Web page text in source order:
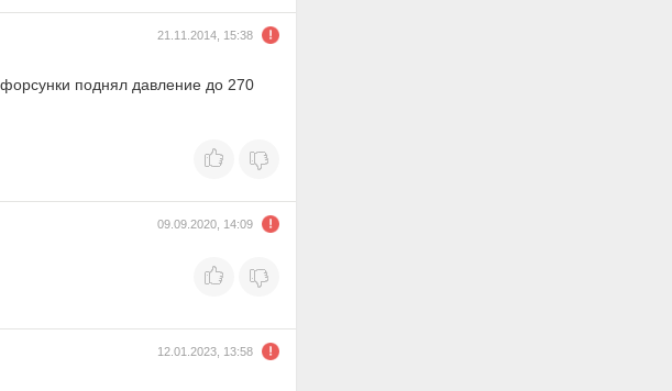
21.11.2014, 15:38
поднял давление до 270
09.09.2020, 14:09
12.01.2023, 13:58